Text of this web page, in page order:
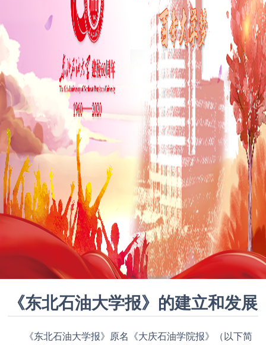
《东北石油大学报》的建立和发展
《东北石油大学报》原名《大庆石油学院报》（以下简